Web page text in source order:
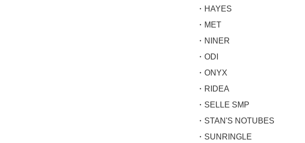
・HAYES
・MET
・NINER
・ODI
・ONYX
・RIDEA
・SELLE SMP
・STAN'S NOTUBES
・SUNRINGLE